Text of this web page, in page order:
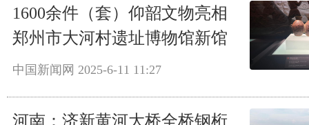
1600余件（套）仰韶文物亮相
郑州市大河村遗址博物馆新馆
中国新闻网 2025-6-11 11:27
河南：济新黄河大桥全桥钢桁